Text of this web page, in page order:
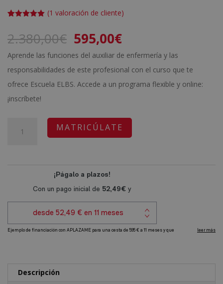
5 en base
a valoración
de un
cliente
(1 valoración de cliente)
2.380,00€ El
precio
original
era:
595,00€El
precio
actual
es:
Aprende las funciones del auxiliar de enfermería y las
responsabilidades de este profesional con el curso que te
ofrece Escuela ELBS. Accede a un programa flexible y online:
¡inscríbete!
Pediatría
y
MATRICÚLATE
t
Descripción